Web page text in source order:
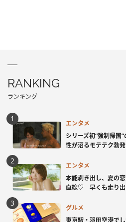
RANKING
ランキング
エンタメ
シリーズ初“強制帰
性が沼るモテテク勃
エンタメ
本能剥き出し、夏の
直線♡ 早くも走り出
グルメ
東京駅・羽田空港で